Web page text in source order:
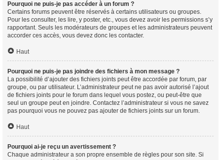
Pourquoi ne puis-je pas accéder à un forum ?
Certains forums peuvent être réservés à certains utilisateurs ou groupes.
Pour les consulter, les lire, y poster, etc., vous devez avoir les permissions s’y
rapportant. Seuls les modérateurs de groupes et les administrateurs peuvent
accorder ces accès, vous devez donc les contacter.
Haut
Pourquoi ne puis-je pas joindre des fichiers à mon message ?
La possibilité d’ajouter des fichiers joints peut être accordée par forum, par
groupe, ou par utilisateur. L’administrateur peut ne pas avoir autorisé l’ajout
de fichiers joints pour le forum dans lequel vous postez, ou peut-être que
seul un groupe peut en joindre. Contactez l’administrateur si vous ne savez
pas pourquoi vous ne pouvez pas ajouter de fichiers joints sur un forum.
Haut
Pourquoi ai-je reçu un avertissement ?
Chaque administrateur a son propre ensemble de règles pour son site. Si